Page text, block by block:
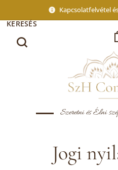
Kapcsolatfelvétel
Szeretni és Élni
KERESÉS
Jogi